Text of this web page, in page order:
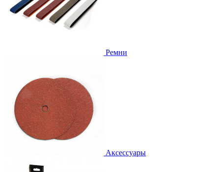
Ремни
Аксессуары